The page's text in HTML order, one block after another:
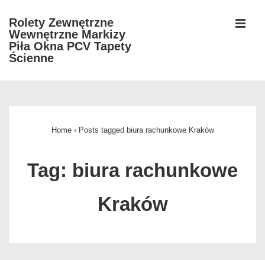
Skip
Main
Rolety Zewnętrzne
Wewnętrzne Markizy
Piła Okna PCV Tapety
Ścienne
Home › Posts tagged biura rachunkowe Kraków
Tag: biura rachunkowe
Kraków